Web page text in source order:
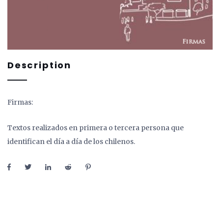
Description
Firmas:
Textos realizados en primera o tercera persona que
identifican el día a día de los chilenos.